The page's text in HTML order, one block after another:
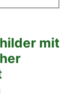
mit